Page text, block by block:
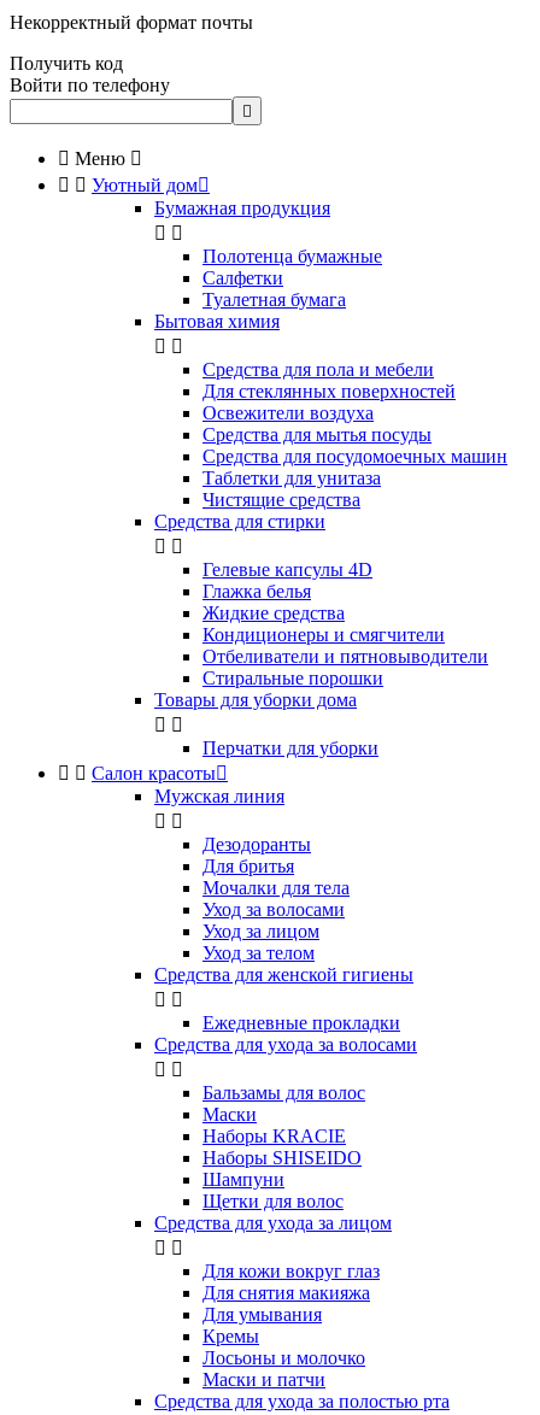
Некорректный формат почты
Получить код
Войти по телефону

 Меню 
  Уютный дом
Бумажная продукция
 
Полотенца бумажные
Салфетки
Туалетная бумага
Бытовая химия
 
Cредства для пола и мебели
Для стеклянных поверхностей
Освежители воздуха
Средства для мытья посуды
Средства для посудомоечных машин
Таблетки для унитаза
Чистящие средства
Средства для стирки
 
Гелевые капсулы 4D
Глажка белья
Жидкие средства
Кондиционеры и смягчители
Отбеливатели и пятновыводители
Стиральные порошки
Товары для уборки дома
 
Перчатки для уборки
  Салон красоты
Мужская линия
 
Дезодоранты
Для бритья
Мочалки для тела
Уход за волосами
Уход за лицом
Уход за телом
Средства для женской гигиены
 
Ежедневные прокладки
Средства для ухода за волосами
 
Бальзамы для волос
Маски
Наборы KRACIE
Наборы SHISEIDO
Шампуни
Щетки для волос
Средства для ухода за лицом
 
Для кожи вокруг глаз
Для снятия макияжа
Для умывания
Кремы
Лосьоны и молочко
Маски и патчи
Средства для ухода за полостью рта